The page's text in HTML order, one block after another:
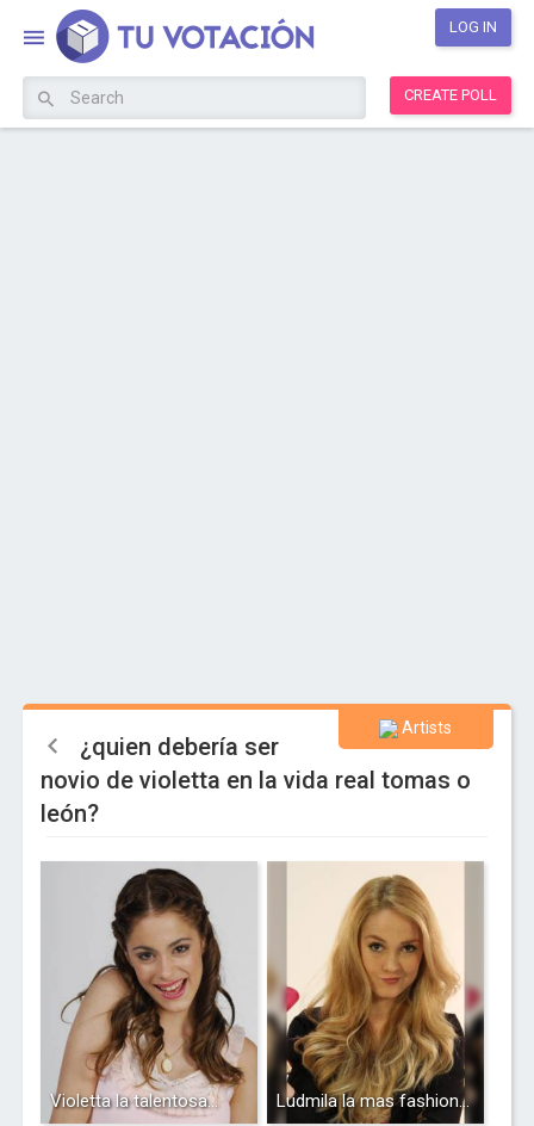
LOG IN
CREATE POLL
Artists
¿quien debería ser
novio de violetta en la vida real tomas o
león?
Violetta la talentosa... Ludmila la mas fashion...